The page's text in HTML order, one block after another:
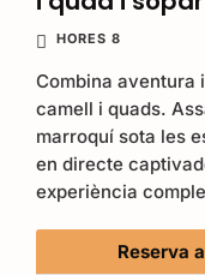
HORES 8
Combina aventura
camell i quads.
marroquí sota les
en directe
experiència
Reserva